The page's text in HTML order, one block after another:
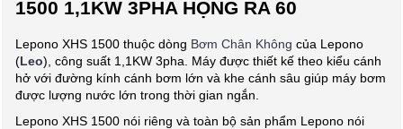
1500 1,1KW 3PHA HỌNG RA 60
Lepono XHS 1500 thuộc dòng Bơm Chân Không của Lepono
(Leo), công suất 1,1KW 3pha. Máy được thiết kế theo kiểu cánh
hở với đường kính cánh bơm lớn và khe cánh sâu giúp máy bơm
được lượng nước lớn trong thời gian ngắn.
Lepono XHS 1500 nói riêng và toàn bộ sản phẩm Lepono nói